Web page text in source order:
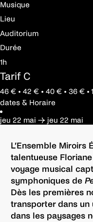
Musique
Lieu
Auditorium
Durée
1h
Tarif C
46 € • 42 € • 40 € • 36 € •
dates & Horaire
jeu 22 mai → jeu 22 mai
L’Ensemble Miroirs
talentueuse
voyage musical
symphoniques de
Dès les premières
transporter dans
dans les paysages